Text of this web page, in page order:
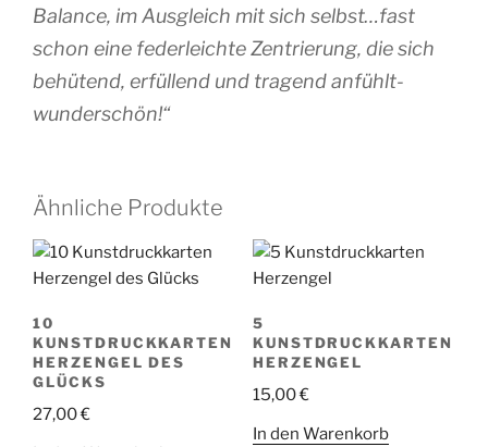
Balance, im Ausgleich mit sich selbst…fast
schon eine federleichte Zentrierung, die sich
behütend, erfüllend und tragend anfühlt-
wunderschön!“
Ähnliche Produkte
10
KUNSTDRUCKKARTEN
HERZENGEL DES
GLÜCKS
27,00€
5
KUNSTDRUCKKARTEN
HERZENGEL
15,00€
In den Warenkorb